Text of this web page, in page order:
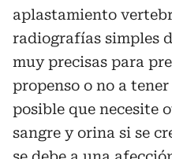
aplastamiento
radiografías simples
muy precisas para
propenso o no a
posible que necesite
sangre y orina si se